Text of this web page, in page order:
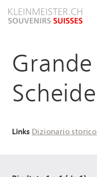
Grande
Links Dizionario